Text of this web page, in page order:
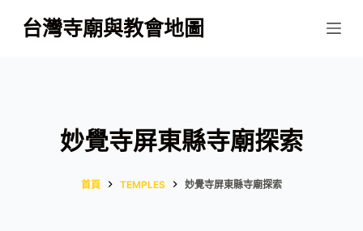
跳
至
台灣寺廟與教會地圖
妙覺寺屏東縣寺廟探索
首頁 TEMPLES 妙覺寺屏東縣寺廟探索